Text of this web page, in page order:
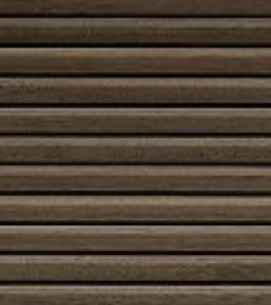
Tuotetiedot
3970,00€
Mitat ja painot
Tulipesä 355 x 418 x 270
Paino STM 168 kg
Savukanavat ø 130 mm
Savupiipun ulostulo päältä ja takaa
Tuhkapesä laatikolla kyllä